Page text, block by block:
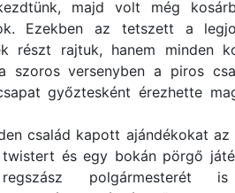
majd volt még
Ezekben az tetszett a
részt rajtuk, hanem minden
szoros versenyben a piros
győztesként érezhette
család kapott ajándékokat
twistert és egy bokán pörgő
regszász polgármesterét